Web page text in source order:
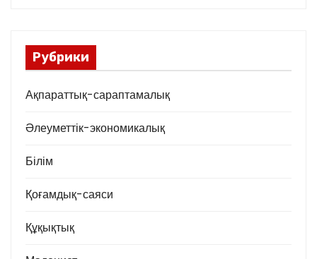
Рубрики
Ақпараттық-сараптамалық
Әлеуметтік-экономикалық
Білім
Қоғамдық-саяси
Құқықтық